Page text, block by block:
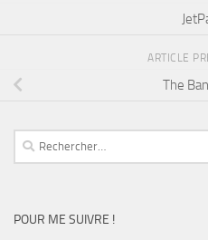
ARTICLE
The
Rechercher :
POUR ME SUIVRE !